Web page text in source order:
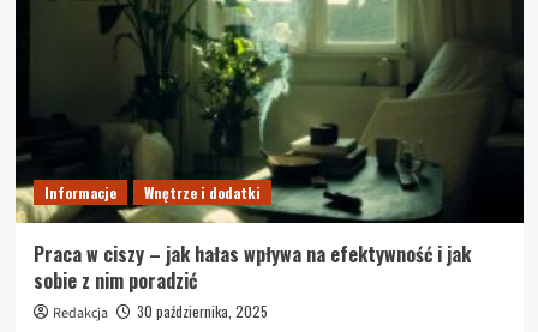
Informacje Wnętrze i dodatki
Praca w ciszy – jak hałas wpływa na efektywność i jak
sobie z nim poradzić
Redakcja 30 października, 2025